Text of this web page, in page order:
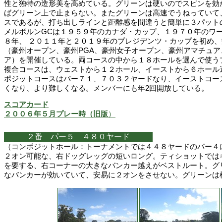
性と独特の造形美を高めている。グリーンは硬いのでスピンを
ばグリーン上で止まらない。またグリーンは高速でうねってい
スであるが、打ち出しラインと距離感を間違うと簡単に３パッ
メルボルンGCは１９５９年のカナダ・カップ、１９７０年のワ
８年、 ２０１１年と２０１９年のプレジデンツ・カップを初め
（豪州オープン、豪州PGA、豪州女子オープン、豪州アマチュ
ア）を開催している。両コースの中から１８ホールを選んで使
複合コースは、ウェストから１２ホール、イーストから６ホー
ポジットコースはパー７１、７０３２ヤードなり、イーストコ
くなり、より難しくなる。メンバーにも年2回開放している。
スコアカード
２００６年５月プレー時（旧版）
２番 パー５ ４８０ヤード
（コンポジットホール：トーナメントでは４４８ヤードのパー４
２オン可能な、右ドッグレッグの短いロング。ティショットで
を要する、右コーナーの大きなバンカー越えがベストルート。
なバンカーが効いていて、安易に２オンをさせない。グリーン